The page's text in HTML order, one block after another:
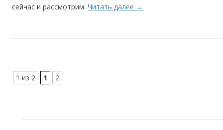
сейчас и рассмотрим. Читать далее →
1 из 2 1 2